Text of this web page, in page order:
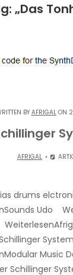
„Das
BYAFRIGALON
AFRIGAL
drums
Udo
System
Music
Schillinger